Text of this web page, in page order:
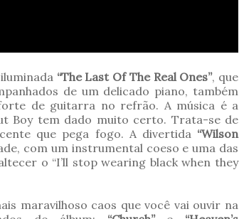
“The Last Of The Real Ones”, que
de um delicado piano, também
de guitarra no refrão. A música é a
Boy tem dado muito certo. Trata-se de
que pega fogo. A divertida “Wilson
com um instrumental coeso e uma das
o “I’ll stop wearing black when they
maravilhoso caos que você vai ouvir na